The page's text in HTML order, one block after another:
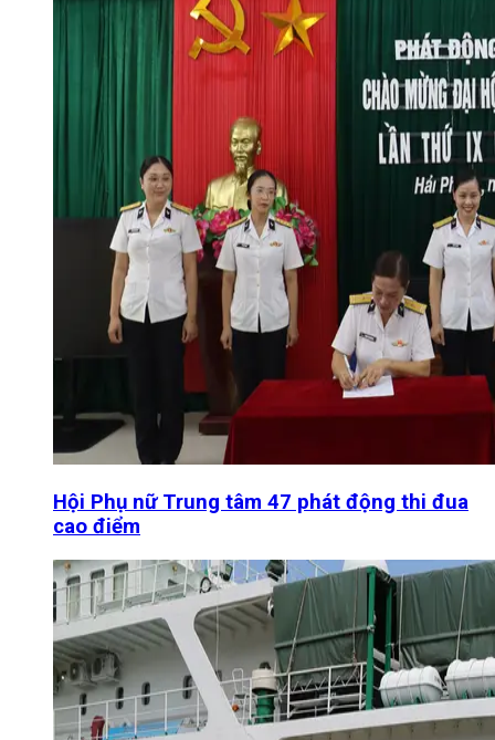
Hội Phụ nữ Trung tâm 47 phát động thi đua
cao điểm